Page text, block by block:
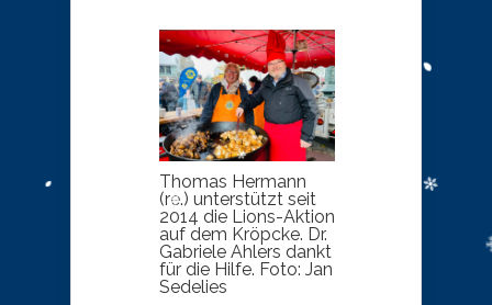
Thomas Hermann
(re.) unterstützt seit
2014 die Lions-Aktion
auf dem Kröpcke. Dr.
Gabriele Ahlers dankt
für die Hilfe. Foto: Jan
Sedelies